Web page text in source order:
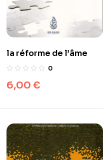
la réforme de l’âme
0
6,00 €